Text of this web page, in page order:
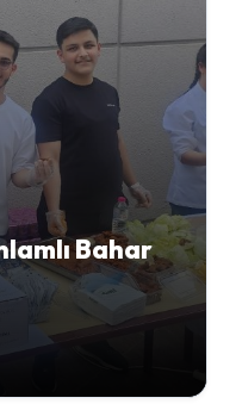
Bahar